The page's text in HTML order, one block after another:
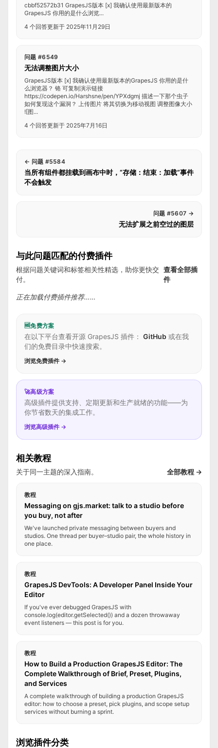
cbbf52572b31 GrapesJS版本 [x] 我确认使用最新版本的
GrapesJS 你用的是什么浏览...
4 个回答更新于 2025年11月29日
问题 #6549
无法调整图片大小
GrapesJS版本 [x] 我确认使用最新版本的GrapesJS 你用的是什
么浏览器？ 铬 可复制演示链接
https://codepen.io/Harshsne/pen/YPXdgmj 描述一下那个虫子
如何复现这个漏洞？ 上传图片 将其切换为移动视图 调整图像大小
![图...
4 个回答更新于 2025年7月16日
← 问题 #5584
当所有组件都挂载到画布中时，“存储：结束：加载”事件
不会触发
问题 #5607 →
无法扩展之前空过的图层
与此问题匹配的付费插件
根据问题关键词和标签相关性精选，助你更快交
付。
查看全部插
件
正在加载付费插件推荐……
🆓免费方案
在以下平台查看开源 GrapesJS 插件： GitHub 或在我
们的免费目录中快速搜索。
浏览免费插件 →
🚀高级方案
高级插件提供支持、定期更新和生产就绪的功能——为
你节省数天的集成工作。
浏览高级插件 →
相关教程
关于同一主题的深入指南。 全部教程 →
教程
Messaging on gjs.market: talk to a studio before
you buy, not after
We've launched private messaging between buyers and
studios. One thread per buyer–studio pair, the whole history in
one place.
教程
GrapesJS DevTools: A Developer Panel Inside Your
Editor
If you've ever debugged GrapesJS with
console.log(editor.getSelected()) and a dozen throwaway
event listeners — this post is for you.
教程
How to Build a Production GrapesJS Editor: The
Complete Walkthrough of Brief, Preset, Plugins,
and Services
A complete walkthrough of building a production GrapesJS
editor: how to choose a preset, pick plugins, and scope setup
services without burning a sprint.
浏览插件分类